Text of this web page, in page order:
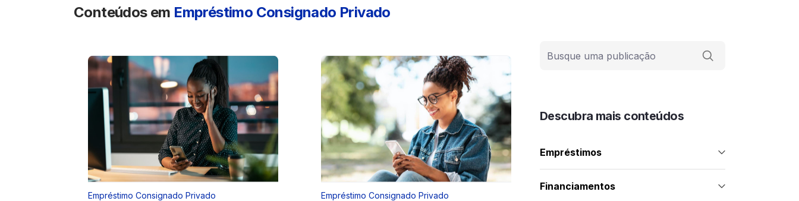
Conteúdos em Empréstimo Consignado Privado
Empréstimo Consignado Privado Empréstimo Consignado Privado
Descubra mais conteúdos
Empréstimos
Financiamentos